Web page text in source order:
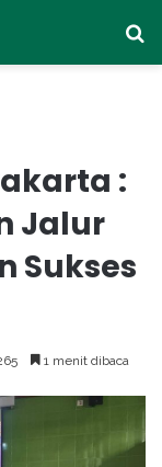
:
Jalur
Sukses
1 menit dibaca